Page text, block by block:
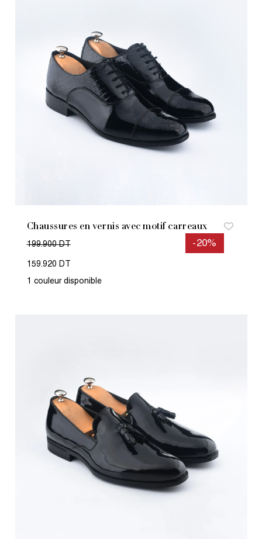
Chaussures en vernis avec motif carreaux
-20%
199.900 DT
159.920 DT
1 couleur disponible